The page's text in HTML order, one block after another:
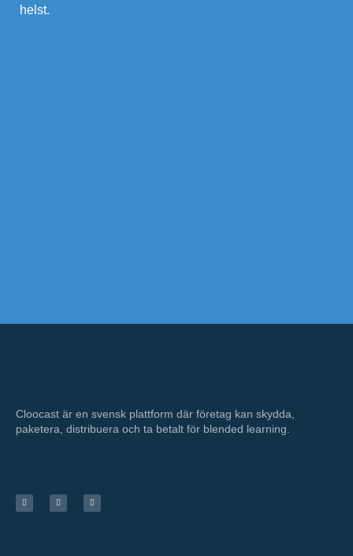
helst.
Cloocast är en svensk plattform där företag kan skydda,
paketera, distribuera och ta betalt för blended learning.